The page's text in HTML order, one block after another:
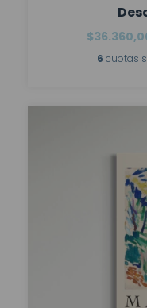
6 cuotas